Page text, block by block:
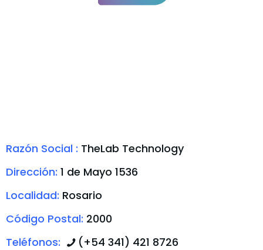
Razón Social : TheLab Technology
Dirección: 1 de Mayo 1536
Localidad: Rosario
Código Postal: 2000
Teléfonos:
(+54 341) 421 8726